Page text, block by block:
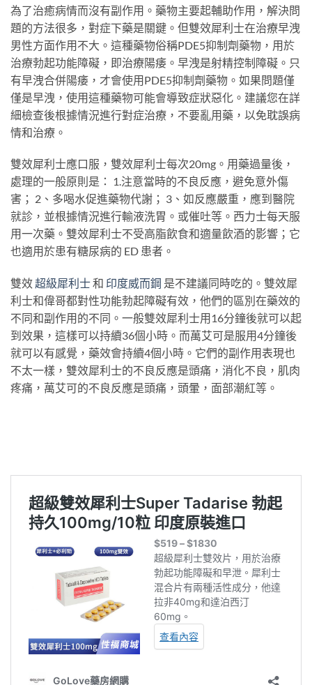
為了治癒病情而沒有副作用。藥物主要起輔助作用，解決問
題的方法很多，對症下藥是關鍵。但雙效犀利士在治療早洩
男性方面作用不大。這種藥物俗稱PDE5抑制劑藥物，用於
治療勃起功能障礙，即治療陽痿。早洩是射精控制障礙。只
有早洩合併陽痿，才會使用PDE5抑制劑藥物。如果問題僅
僅是早洩，使用這種藥物可能會導致症狀惡化。建議您在詳
細檢查後根據情況進行對症治療，不要亂用藥，以免耽誤病
情和治療。
雙效犀利士應口服，雙效犀利士每次20mg。用藥過量後，
處理的一般原則是： 1.注意當時的不良反應，避免意外傷
害； 2、多喝水促進藥物代謝； 3、如反應嚴重，應到醫院
就診，並根據情況進行輸液洗胃。或催吐等。西力士每天服
用一次藥。雙效犀利士不受高脂飲食和適量飲酒的影響；它
也適用於患有糖尿病的 ED 患者。
雙效超級犀利士和 印度威而鋼 是不建議同時吃的。雙效犀
利士和偉哥都對性功能勃起障礙有效，他們的區別在藥效的
不同和副作用的不同。一般雙效犀利士用16分鐘後就可以起
到效果，這樣可以持續36個小時。而萬艾可是服用4分鐘後
就可以有感覺，藥效會持續4個小時。它們的副作用表現也
不太一樣，雙效犀利士的不良反應是頭痛，消化不良，肌肉
疼痛，萬艾可的不良反應是頭痛，頭暈，面部潮紅等。